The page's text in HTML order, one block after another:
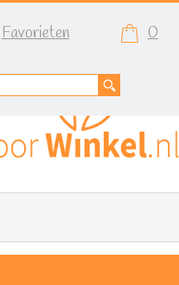
Favorieten 0